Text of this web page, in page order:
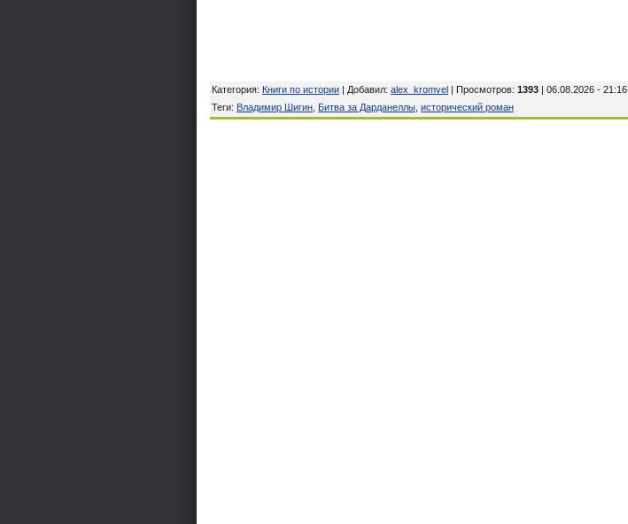
Категория: Книги по истории | Добавил: alex_kromvel | Просмотров: 1393 | 06.08.2026 - 21:16
Теги: Владимир Шигин Битва за Дарданеллы исторический роман